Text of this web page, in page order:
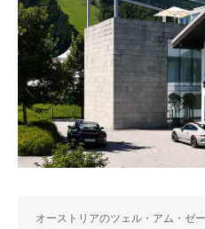
オーストリアのツェル・アム・ゼ